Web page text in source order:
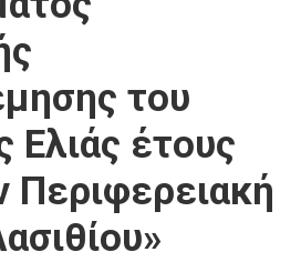
του
Ελιάς έτους
Περιφερειακή